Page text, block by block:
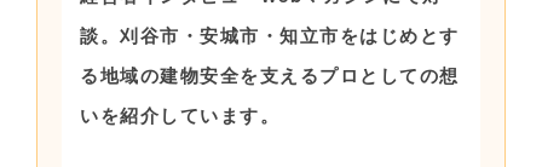
談。刈谷市・安城市・知立市をはじめとす
る地域の建物安全を支えるプロとしての想
いを紹介しています。